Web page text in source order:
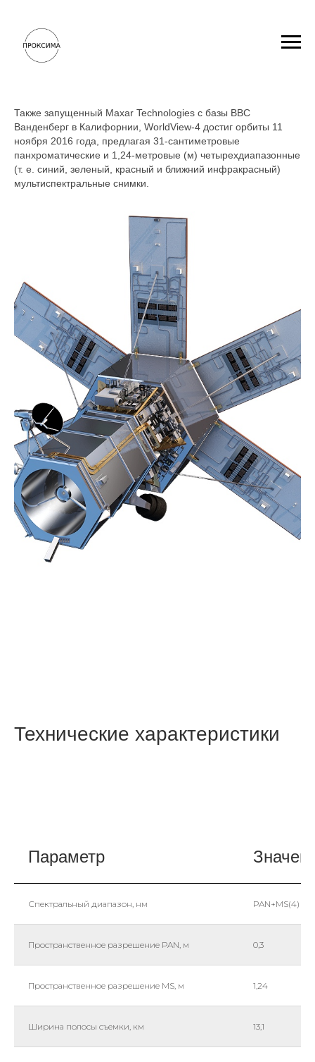
Также запущенный Maxar Technologies с базы ВВС
Ванденберг в Калифорнии, WorldView-4 достиг орбиты 11
ноября 2016 года, предлагая 31-сантиметровые
панхроматические и 1,24-метровые (м) четырехдиапазонные
(т. е. синий, зеленый, красный и ближний инфракрасный)
мультиспектральные снимки.
Технические характеристики
Параметр
Спектральный диапазон, нм PAN+MS(4)
Пространственное разрешение PAN, м 0,3
Пространственное разрешение MS, м 1,24
Ширина полосы съемки, км 13,1